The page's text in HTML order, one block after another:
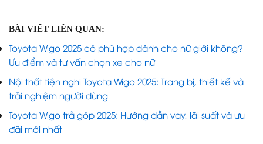
BÀI VIẾT LIÊN QUAN:
Toyota Wigo 2025 có phù hợp dành cho nữ giới không?
Ưu điểm và tư vấn chọn xe cho nữ
Nội thất tiện nghi Toyota Wigo 2025: Trang bị, thiết kế và
trải nghiệm người dùng
Toyota Wigo trả góp 2025: Hướng dẫn vay, lãi suất và ưu
đãi mới nhất